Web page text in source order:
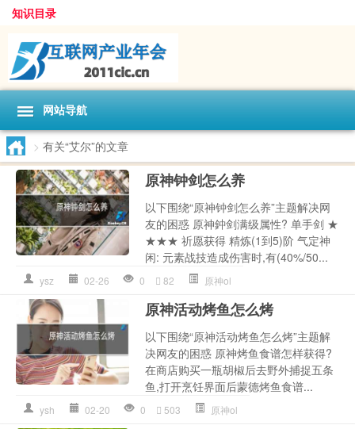
知识目录
网站导航
> 有关“艾尔”的文章
原神钟剑怎么养
以下围绕“原神钟剑怎么养”主题解决网
友的困惑 原神鈡剑满级属性? 单手剑 ★
★★★ 祈愿获得 精炼(1到5)阶 气定神
闲: 元素战技造成伤害时,有(40%/50...
ysz 02-26 0 82 原神ol
原神活动烤鱼怎么烤
以下围绕“原神活动烤鱼怎么烤”主题解
决网友的困惑 原神烤鱼食谱怎样获得?
在商店购买一瓶胡椒后去野外捕捉五条
鱼,打开烹饪界面后蒙德烤鱼食谱...
ysh 02-20 0 503 原神ol